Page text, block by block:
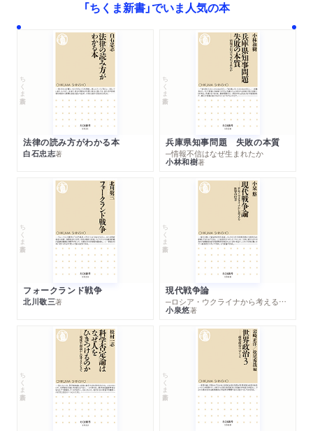
「ちくま新書」でいま人気の本
ちくま新書
法律の読み方がわかる本
白石忠志著
ちくま新書
兵庫県知事問題 失敗の本質
─情報不信はなぜ生まれたか
小林和樹著
ちくま新書
フォークランド戦争
北川敬三著
ちくま新書
現代戦争論
─ロシア・ウクライナから考える世界の行方
小泉悠著
ちくま新書 ちくま新書